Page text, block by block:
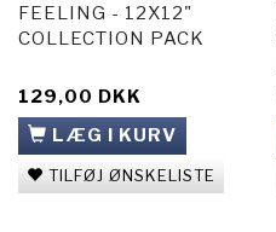
FEELING - 12X12"
COLLECTION PACK
129,00 DKK
LÆG I KURV
TILFØJ ØNSKELISTE